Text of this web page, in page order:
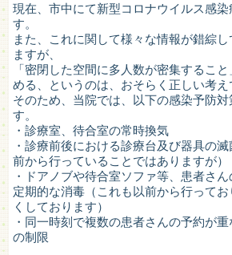
現在、市中にて新型コロナウイルス感染
す。
また、これに関して様々な情報が錯綜
ますが、
「密閉した空間に多人数が密集するこ
める、というのは、おそらく正しい考え
そのため、当院では、以下の感染予防
す。
・診療室、待合室の常時換気
・診療前後における診療台及び器具の
前から行っていることではありますが）
・ドアノブや待合室ソファ等、患者さん
定期的な消毒（これも以前から行って
くしております）
・同一時刻で複数の患者さんの予約が
の制限